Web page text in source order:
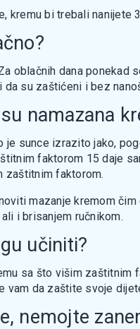
kremu bi trebali nanijete
oblačnih dana ponekad
su zaštićeni i bez
namazana
je sunce izrazito jako,
faktorom 15 daje
zaštitnim faktorom.
mazanje kremom
i brisanjem ručnikom.
učiniti?
sa što višim zaštitnim
vam da zaštite svoje
nemojte